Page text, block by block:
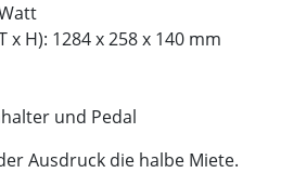
x H): 1284 x 258 x 140 mm
und Pedal
Ausdruck die halbe Miete.